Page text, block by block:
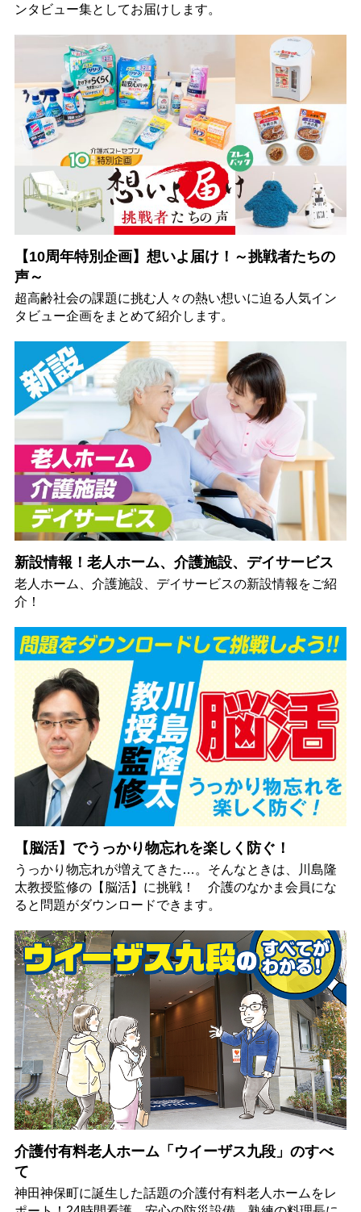
ンタビュー集としてお届けします。
【10周年特別企画】想いよ届け！～挑戦者たちの
声～
超高齢社会の課題に挑む人々の熱い想いに迫る人気イン
タビュー企画をまとめて紹介します。
新設情報！老人ホーム、介護施設、デイサービス
老人ホーム、介護施設、デイサービスの新設情報をご紹
介！
【脳活】でうっかり物忘れを楽しく防ぐ！
うっかり物忘れが増えてきた…。そんなときは、川島隆
太教授監修の【脳活】に挑戦！ 介護のなかま会員にな
ると問題がダウンロードできます。
介護付有料老人ホーム「ウイーザス九段」のすべ
て
神田神保町に誕生した話題の介護付有料老人ホームをレ